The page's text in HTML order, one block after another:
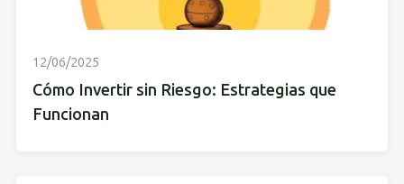
12/06/2025
Cómo Invertir sin Riesgo: Estrategias que
Funcionan